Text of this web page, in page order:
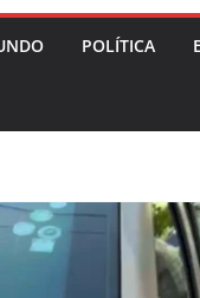
POLÍTICA